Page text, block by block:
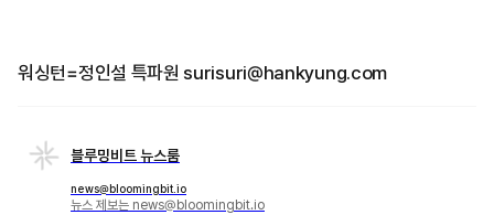
워싱턴=정인설 특파원 surisuri@hankyung.com
블루밍비트 뉴스룸
news@bloomingbit.io
뉴스 제보는 news@bloomingbit.io